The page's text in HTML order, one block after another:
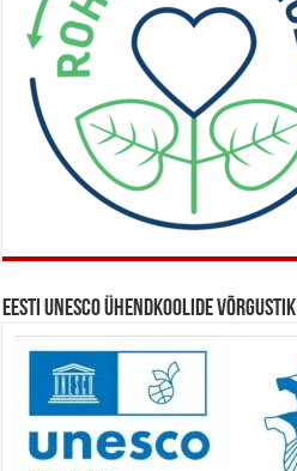
Eesti UNESCO ühendkoolide võrgustik